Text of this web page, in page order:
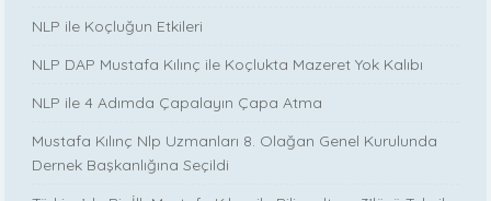
NLP ile Koçluğun Etkileri
NLP DAP Mustafa Kılınç ile Koçlukta Mazeret Yok Kalıbı
NLP ile 4 Adımda Çapalayın Çapa Atma
Mustafa Kılınç Nlp Uzmanları 8. Olağan Genel Kurulunda
Dernek Başkanlığına Seçildi